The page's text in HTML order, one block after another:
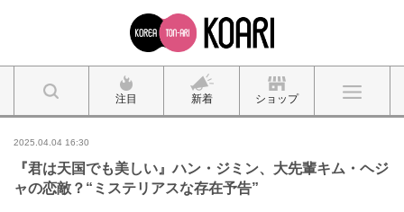
注目 新着 ショップ
2025.04.04 16:30
『君は天国でも美しい』ハン・ジミン、大先輩キム・ヘジ
ャの恋敵？“ミステリアスな存在予告”